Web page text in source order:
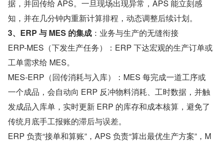
据，并回传给 APS。一旦现场出现异常，APS 能立刻感
知，并在几分钟内重新计算排程，动态调整后续计划。
3、ERP 与 MES 的集成 ：业务与生产的无缝衔接
ERP-MES（下发生产任务）：ERP 下达宏观的生产订单或
工单需求给 MES。
MES-ERP（回传消耗与入库）：MES 每完成一道工序或
一个成品，会自动向 ERP 反冲物料消耗、工时数据，并触
发成品入库单，实时更新 ERP 的库存和成本核算，避免了
传统月底手工报账的滞后与误差。
ERP 负责“接单和算账”，APS 负责“算出最优生产方案”，M